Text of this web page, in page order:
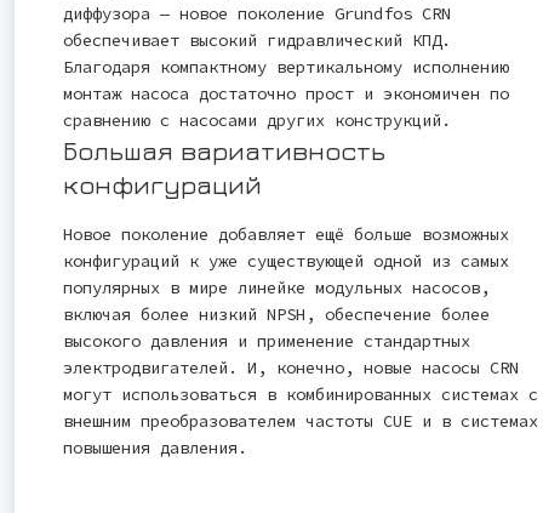
диффузора — новое поколение Grundfos CRN
обеспечивает высокий гидравлический КПД.
Благодаря компактному вертикальному исполнению
монтаж насоса достаточно прост и экономичен по
сравнению с насосами других конструкций.
Большая вариативность
конфигураций
Новое поколение добавляет ещё больше возможных
конфигураций к уже существующей одной из самых
популярных в мире линейке модульных насосов,
включая более низкий NPSH, обеспечение более
высокого давления и применение стандартных
электродвигателей. И, конечно, новые насосы CRN
могут использоваться в комбинированных системах с
внешним преобразователем частоты CUE и в системах
повышения давления.